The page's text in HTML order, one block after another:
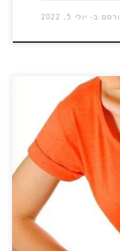
ב- יולי 5, 2022
כך נפוצים
מדוע אנחנו
והתסמינים
צעדים אל